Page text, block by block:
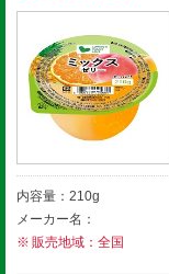
内容量：210g
メーカー名：
販売地域：全国